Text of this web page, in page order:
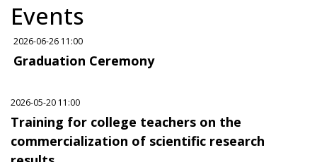
Events
2026-06-26 11:00
Graduation Ceremony
2026-05-20 11:00
Training for college teachers on the
commercialization of scientific research